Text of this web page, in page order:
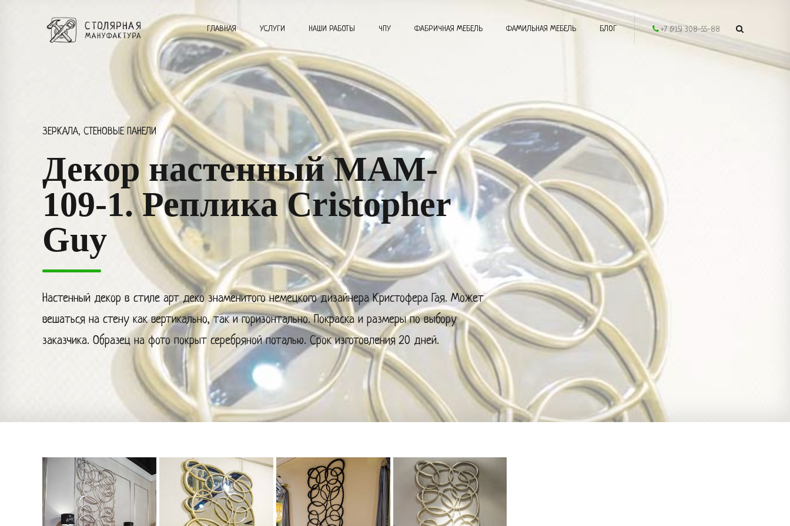
+7 (915) 308-55-88
ГЛАВНАЯ УСЛУГИ НАШИ РАБОТЫ ЧПУ ФАБРИЧНАЯ МЕБЕЛЬ ФАМИЛЬНАЯ МЕБЕЛЬ БЛОГ
ЗЕРКАЛА, СТЕНОВЫЕ ПАНЕЛИ
Декор настенный MAM-
109-1. Реплика Cristopher
Guy
Настенный декор в стиле арт деко знаменитого немецкого дизайнера Кристофера Гая. Может
вешаться на стену как вертикально, так и горизонтально. Покраска и размеры по выбору
заказчика. Образец на фото покрыт серебряной поталью. Срок изготовления 20 дней.